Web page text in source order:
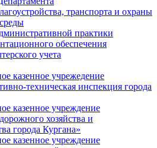
транспорта и охраны
практики
обеспечения
учета
казенное учрежедение
техническая инспекция города
казенное учреждение
хозяйства и
города Кургана»
казенное учреждение